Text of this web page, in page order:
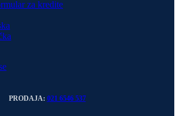
za kredite
PRODAJA: 021 6546 537